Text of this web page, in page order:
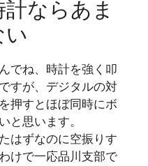
ならあま
い
でね、時計を強く叩
すが、デジタルの対
押すとほぼ同時にボ
と思います。
はずなのに空振りす
けで一応品川支部で